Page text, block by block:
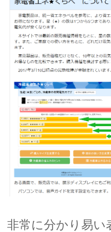
非常に分かり易い